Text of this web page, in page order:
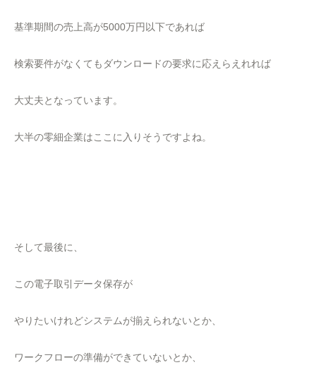
基準期間の売上高が5000万円以下であれば
検索要件がなくてもダウンロードの要求に応えらえれれば
大丈夫となっています。
大半の零細企業はここに入りそうですよね。
そして最後に、
この電子取引データ保存が
やりたいけれどシステムが揃えられないとか、
ワークフローの準備ができていないとか、